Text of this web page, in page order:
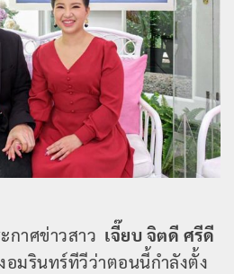
กาศข่าวสาว เจี๊ยบ จิตดี ศรีดี
อมรินทร์ทีวีว่าตอนนี้กำลังตั้ง